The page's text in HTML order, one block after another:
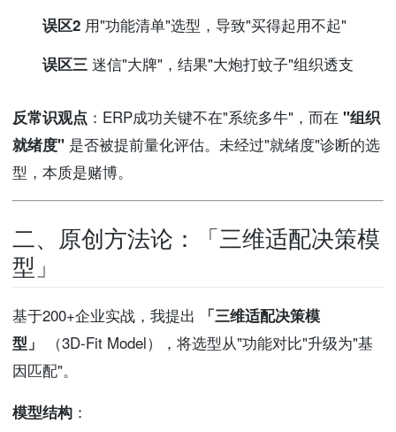
误区2用"功能清单"选型，导致"买得起用不起"
误区三迷信"大牌"，结果"大炮打蚊子"组织透支
反常识观点 ：ERP成功关键不在"系统多牛"，而在 "组织
就绪度" 是否被提前量化评估。未经过"就绪度"诊断的选
型，本质是赌博。
二、原创方法论：「三维适配决策模
型」
基于200+企业实战，我提出
「三维适配决策模
型」
（3D-Fit Model），将选型从"功能对比"升级为"基
因匹配"。
模型结构 ：